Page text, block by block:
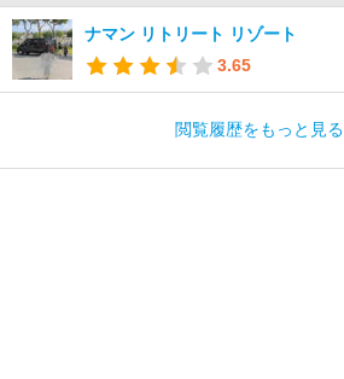
ナマン リトリート リゾート
3.65
閲覧履歴をもっと見る